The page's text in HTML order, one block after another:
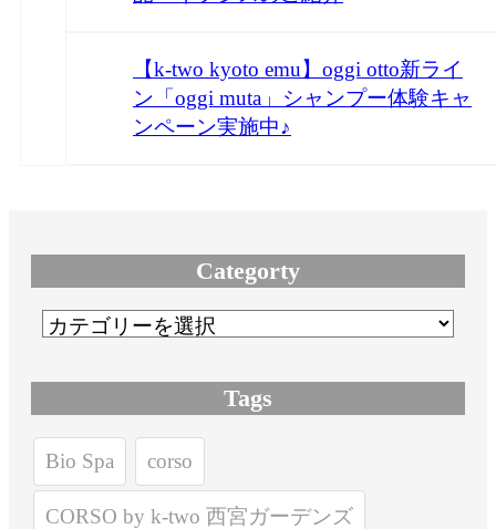
【k-two kyoto emu】oggi otto新ライ
ン「oggi muta」シャンプー体験キャ
ンペーン実施中♪
Categorty
Tags
Bio Spa corso
CORSO by k-two 西宮ガーデンズ